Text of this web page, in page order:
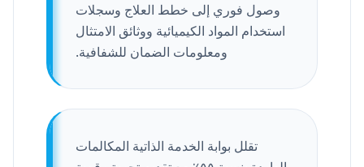
وصول فوري إلى خطط العلاج وسجلات
استخدام المواد الكيميائية ووثائق الامتثال
ومعلومات الضمان للشفافية.
تقلل بوابة الخدمة الذاتية المكالمات